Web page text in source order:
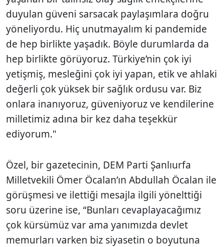
duyulan güveni sarsacak paylaşımlara doğru
yöneliyordu. Hiç unutmayalım ki pandemide
de hep birlikte yaşadık. Böyle durumlarda da
hep birlikte görüyoruz. Türkiye’nin çok iyi
yetişmiş, mesleğini çok iyi yapan, etik ve ahlaki
değerli çok yüksek bir sağlık ordusu var. Biz
onlara inanıyoruz, güveniyoruz ve kendilerine
milletimiz adına bir kez daha teşekkür
ediyorum."
Özel, bir gazetecinin, DEM Parti Şanlıurfa
Milletvekili Ömer Öcalan’ın Abdullah Öcalan ile
görüşmesi ve ilettiği mesajla ilgili yönelttiği
soru üzerine ise, “Bunları cevaplayacağımız
çok kürsümüz var ama yanımızda devlet
memurları varken biz siyasetin o boyutuna